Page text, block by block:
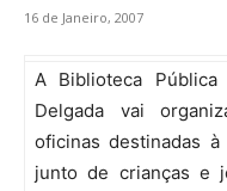
16 de Janeiro, 2007
A Biblioteca
Delgada vai
oficinas destinadas
junto de crianças e